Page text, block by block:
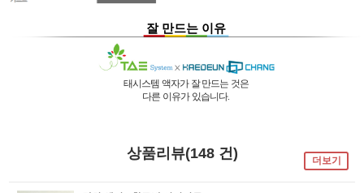
잘 만드는 이유
태시스템 액자가 잘 만드는 것은
다른 이유가 있습니다.
독자기술의 작업 방법과 소재 그리고
숙련된 작업자들로 구성되어있는 회사이며
액자를 만드는 전 공정의 기계를
국내 실정에 맞게 재구성 및 개발하여
세계 각국에 기계수출은 물론 기술지원을
사진UV 코팅기, 벨벳 코팅기,
뒷묻음 방지 방법을상품리뷰(148 건) 더보기